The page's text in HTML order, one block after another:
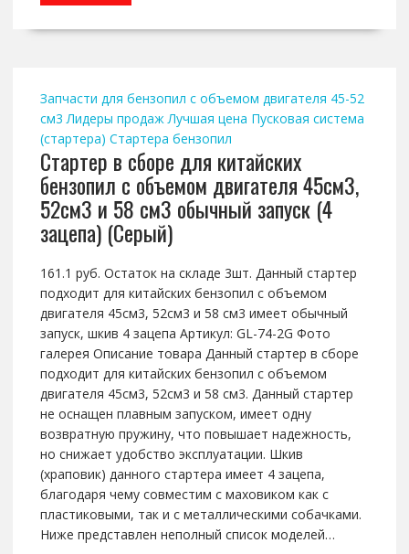
Запчасти для бензопил с объемом двигателя 45-52
см3 Лидеры продаж Лучшая цена Пусковая система
(стартера) Стартера бензопил
Стартер в сборе для китайских
бензопил с объемом двигателя 45см3,
52см3 и 58 см3 обычный запуск (4
зацепа) (Серый)
161.1 руб. Остаток на складе 3шт. Данный стартер
подходит для китайских бензопил с объемом
двигателя 45см3, 52см3 и 58 см3 имеет обычный
запуск, шкив 4 зацепа Артикул: GL-74-2G Фото
галерея Описание товара Данный стартер в сборе
подходит для китайских бензопил с объемом
двигателя 45см3, 52см3 и 58 см3. Данный стартер
не оснащен плавным запуском, имеет одну
возвратную пружину, что повышает надежность,
но снижает удобство эксплуатации. Шкив
(храповик) данного стартера имеет 4 зацепа,
благодаря чему совместим с маховиком как с
пластиковыми, так и с металлическими собачками.
Ниже представлен неполный список моделей…